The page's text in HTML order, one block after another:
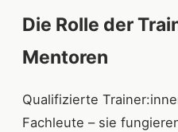
Die Rolle der
Mentoren
Qualifizierte
Fachleute – sie